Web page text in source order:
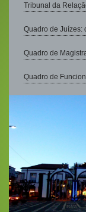
Tribunal da
Quadro de Juízes:
Quadro de
Quadro de